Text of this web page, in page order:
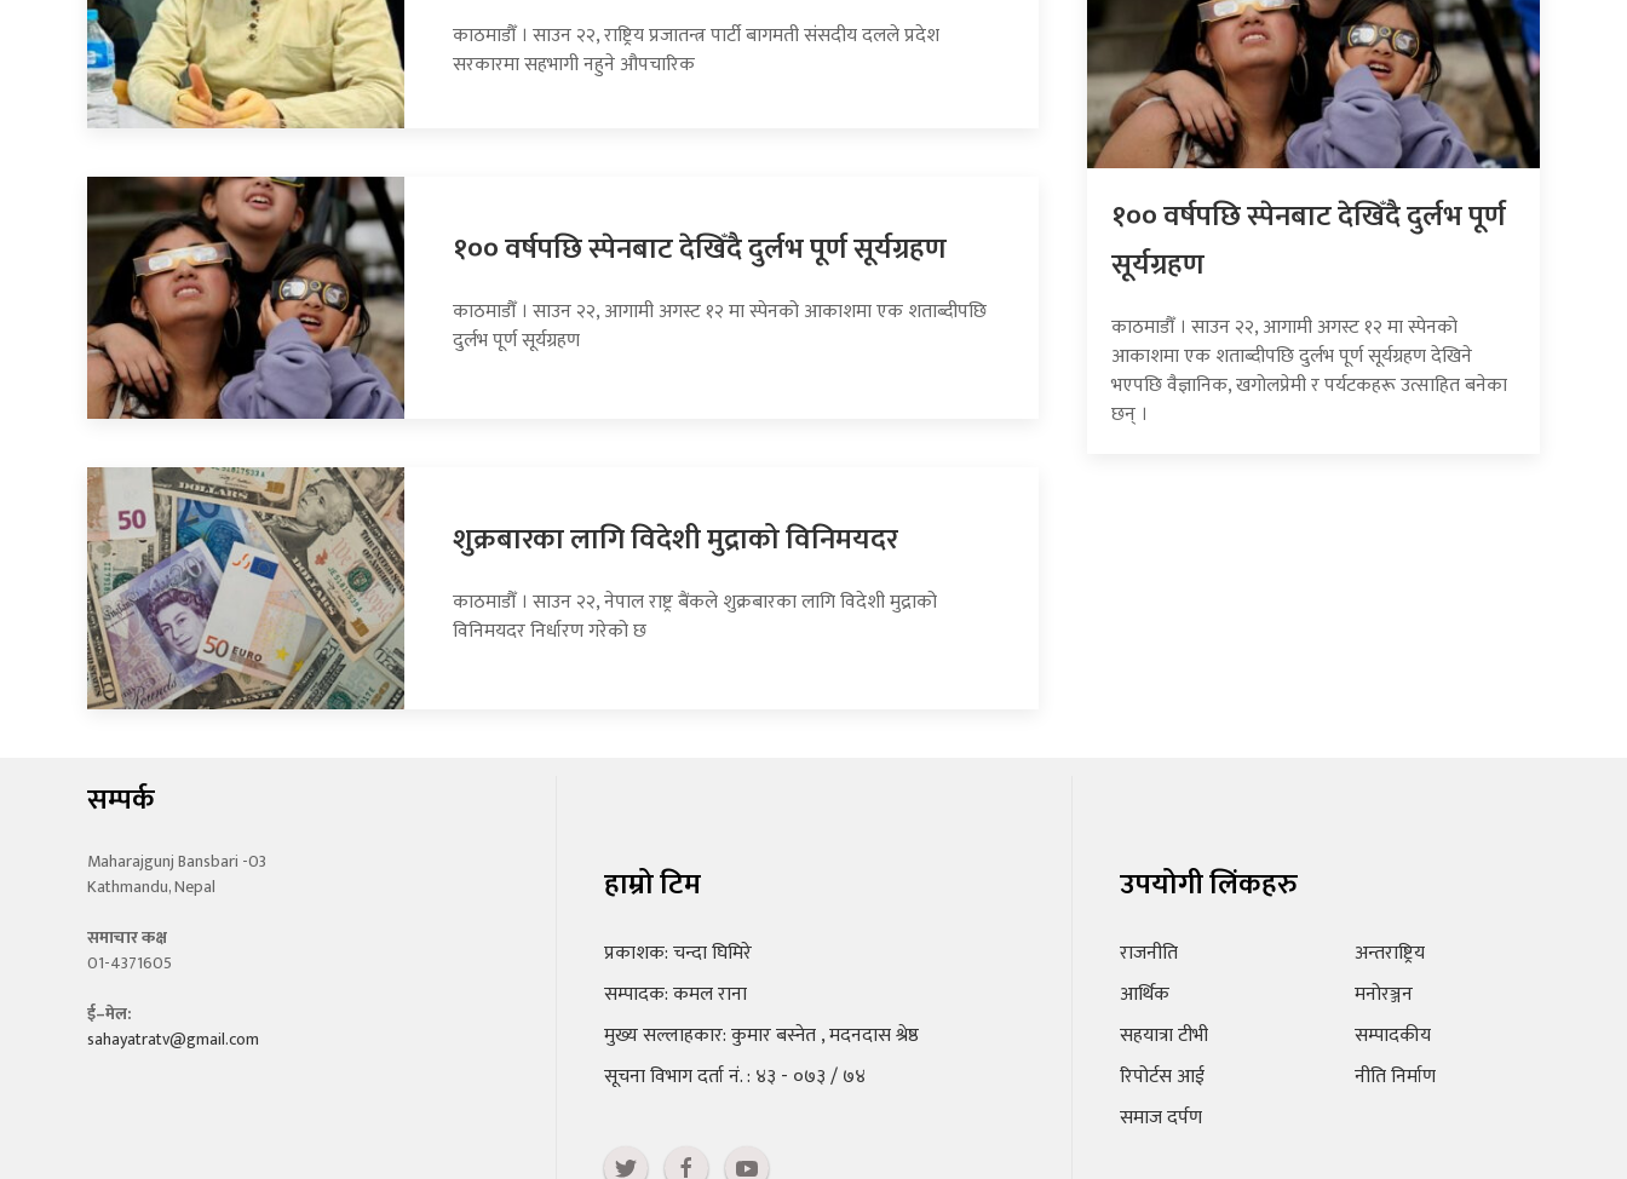
काठमाडौँ । साउन २२, राष्ट्रिय प्रजातन्त्र पार्टी बागमती संसदीय दलले प्रदेश
सरकारमा सहभागी नहुने औपचारिक
१०० वर्षपछि स्पेनबाट देखिँदै दुर्लभ पूर्ण सूर्यग्रहण
काठमाडौँ । साउन २२, आगामी अगस्ट १२ मा स्पेनको आकाशमा एक शताब्दीपछि
दुर्लभ पूर्ण सूर्यग्रहण
शुक्रबारका लागि विदेशी मुद्राको विनिमयदर
काठमाडौँ । साउन २२, नेपाल राष्ट्र बैंकले शुक्रबारका लागि विदेशी मुद्राको
विनिमयदर निर्धारण गरेको छ
१०० वर्षपछि स्पेनबाट देखिँदै दुर्लभ पूर्ण
सूर्यग्रहण
काठमाडौँ । साउन २२, आगामी अगस्ट १२ मा स्पेनको
आकाशमा एक शताब्दीपछि दुर्लभ पूर्ण सूर्यग्रहण देखिने
भएपछि वैज्ञानिक, खगोलप्रेमी र पर्यटकहरू उत्साहित बनेका
छन् ।
सम्पर्क
Maharajgunj Bansbari -03
Kathmandu, Nepal
समाचार कक्ष
01-4371605
ई–मेल:
sahayatratv@gmail.com
हाम्रो टिम
प्रकाशक: चन्दा घिमिरे
सम्पादक: कमल राना
मुख्य सल्लाहकार: कुमार बस्नेत , मदनदास श्रेष्ठ
सूचना विभाग दर्ता नं. : ४३ - ०७३ / ७४
उपयोगी लिंकहरु
राजनीति
आर्थिक
सहयात्रा टीभी
रिपोर्टस आई
समाज दर्पण
अन्तराष्ट्रिय
मनोरञ्जन
सम्पादकीय
नीति निर्माण